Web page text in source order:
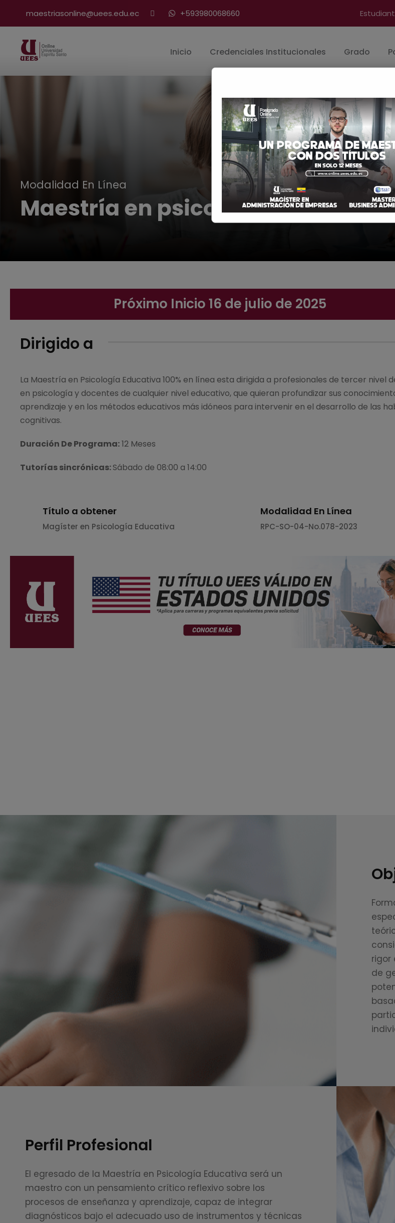
maestriasonline@uees.edu.ec +593980068660
Inicio Credenciales Institucionales Grado
Modalidad En Línea
Maestría en psicología Educativa
Próximo Inicio 16 de julio de 2025
Dirigido a
La Maestría en Psicología Educativa 100% en línea esta dirigida a profesionales de tercer nivel
en psicología y docentes de cualquier nivel educativo, que quieran profundizar sus
aprendizaje y en los métodos educativos más idóneos para intervenir en el desarrollo de las
cognitivas.
Duración De Programa:12 Meses
Tutorías sincrónicas:Sábado de 08:00 a 14:00
Título a obtener
Magíster en Psicología Educativa
Modalidad En Línea
RPC-SO-04-No.078-2023
rigor
de
Perfil Profesional
El egresado de la Maestría en Psicología Educativa será un
maestro con un pensamiento crítico reflexivo sobre los
procesos de enseñanza y aprendizaje, capaz de integrar
diagnósticos bajo el adecuado uso de instrumentos y técnicas